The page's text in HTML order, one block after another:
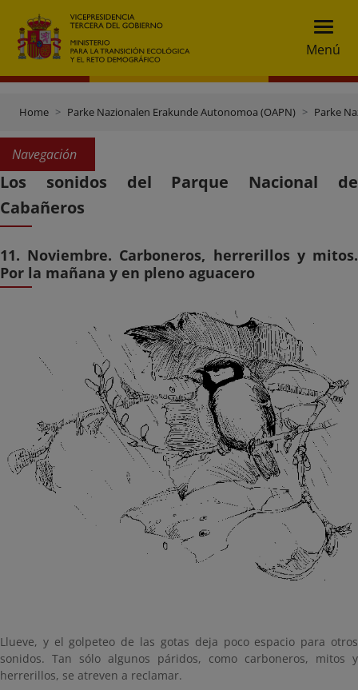
Menú
Home Parke Nazionalen Erakunde Autonomoa (OAPN) Parke
Navegación
Los sonidos del Parque Nacional de
Cabañeros
11. Noviembre. Carboneros, herrerillos y mitos.
Por la mañana y en pleno aguacero
Llueve, y el golpeteo de las gotas deja poco espacio para otros
sonidos. Tan sólo algunos páridos, como carboneros, mitos y
herrerillos, se atreven a reclamar.